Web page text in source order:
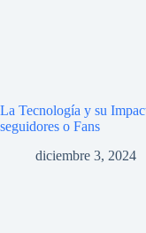
La Tecnología y su
seguidores o Fans
diciembre 3, 2024